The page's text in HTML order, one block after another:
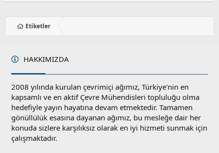
Etiketler
HAKKIMIZDA
2008 yılında kurulan çevrimiçi ağımız, Türkiye'nin en
kapsamlı ve en aktif Çevre Mühendisleri topluluğu olma
hedefiyle yayın hayatına devam etmektedir. Tamamen
gönüllülük esasına dayanan ağımız, bu mesleğe dair her
konuda sizlere karşılıksız olarak en iyi hizmeti sunmak için
çalışmaktadır.